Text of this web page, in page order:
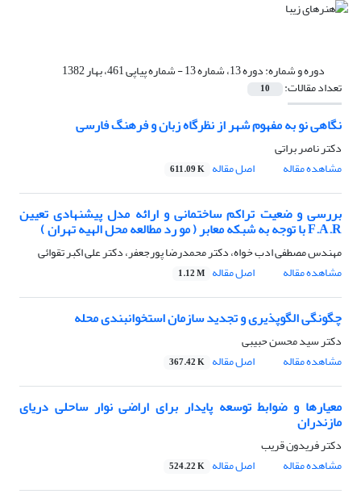
دوره و شماره:دوره 13، شماره 13 - شماره پیاپی 461، بهار 1382
تعداد مقالات: 10
نگاهی نو به مفهوم شهر از نظرگاه زبان و فرهنگ فارسی
دکتر ناصر براتی
مشاهده مقاله
اصل مقاله 611.09 K
بررسی و ضعیت تراکم ساختمانی و ارائه مدل پیشنهادی تعیین
F.A.R با توجه به شبکه معابر ( مو رد مطالعه محل الهیه تهران )
مهندس مصطفی ادب خواه، دکتر محمدرضا پورجعفر، دکتر علی اکبر تقوائی
مشاهده مقاله
اصل مقاله 1.12 M
چگونگی الگوپذیری و تجدید سازمان استخوانبندی محله
دکتر سید محسن حبیبی
مشاهده مقاله
اصل مقاله 367.42 K
معیارها و ضوابط توسعه پایدار برای اراضی نوار ساحلی دریای
مازندران
دکتر فریدون قریب
مشاهده مقاله
اصل مقاله 524.22 K